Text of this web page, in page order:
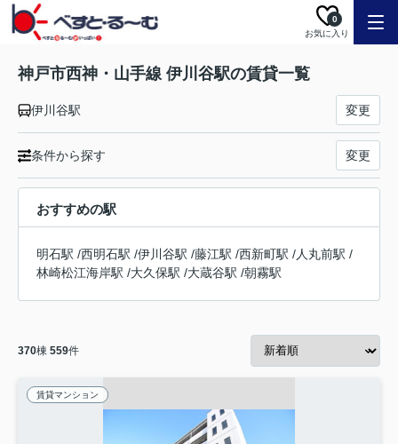
お気に入り
0
神戸市西神・山手線 伊川谷駅の賃貸一覧
伊川谷駅 変更
条件から探す 変更
おすすめの駅
明石駅 /西明石駅 /伊川谷駅 /藤江駅 /西新町駅 /人丸前駅 /
林崎松江海岸駅 /大久保駅 /大蔵谷駅 /朝霧駅
370棟 559件
賃貸マンション